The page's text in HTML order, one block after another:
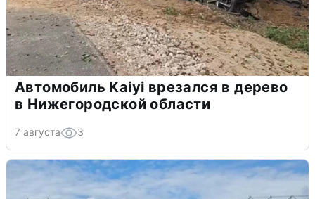
Автомобиль Kaiyi врезался в дерево
в Нижегородской области
7 августа 3